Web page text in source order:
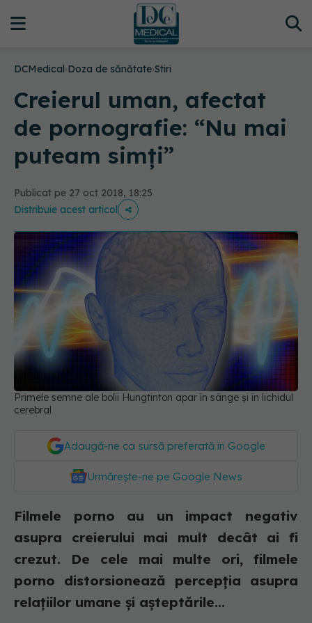
DCMedical›Doza de sănătate›Stiri
Creierul uman, afectat
de pornografie: “Nu mai
puteam simți”
Publicat pe 27 oct 2018, 18:25
Distribuie acest articol
Primele semne ale bolii Hungtinton apar în sânge și în lichidul
cerebral
Adaugă-ne ca sursă preferată în Google
Urmărește-ne pe Google News
Filmele porno au un impact negativ
asupra creierului mai mult decât ai fi
crezut. De cele mai multe ori, filmele
porno distorsionează percepția asupra
relațiilor umane și așteptările...